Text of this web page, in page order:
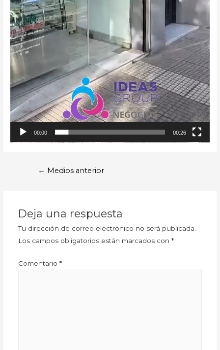
00:00 00:26
← Medios anterior
Deja una respuesta
Tu dirección de correo electrónico no será publicada.
Los campos obligatorios están marcados con *
Comentario *